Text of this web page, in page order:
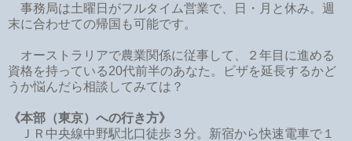
事務局は土曜日がフルタイム営業で、日・月と休み。週
末に合わせての帰国も可能です。
オーストラリアで農業関係に従事して、２年目に進める
資格を持っている20代前半のあなた。ビザを延長するかど
うか悩んだら相談してみては？
《本部（東京）への行き方》
ＪＲ中央線中野駅北口徒歩３分。新宿から快速電車で１